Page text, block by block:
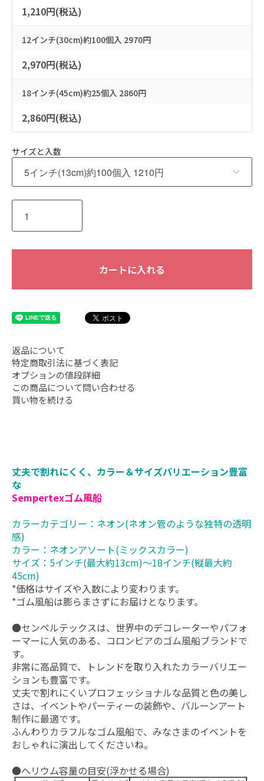
1,210円(税込)
12インチ(30cm)約100個入 2970円
2,970円(税込)
18インチ(45cm)約25個入 2860円
2,860円(税込)
サイズと入数
カートに入れる
返品について
特定商取引法に基づく表記
オプションの値段詳細
この商品について問い合わせる
買い物を続ける
丈夫で割れにくく、カラー＆サイズバリエーション豊富
な
Sempertexゴム風船
カラーカテゴリー：ネオン(ネオン管のような独特の透明
感)
カラー：ネオンアソート(ミックスカラー)
サイズ：5インチ(最大約13cm)～18インチ(縦最大約
45cm)
*価格はサイズや入数により変わります。
*ゴム風船は膨らまさずにお届けとなります。
●センペルテックスは、世界中のデコレーターやパフォ
ーマーに人気のある、コロンビアのゴム風船ブランドで
す。
非常に高品質で、トレンドを取り入れたカラーバリエー
ションも豊富です。
丈夫で割れにくいプロフェッショナルな品質と色の美し
さは、イベントやパーティーの装飾や、バルーンアート
制作に最適です。
ふんわりカラフルなゴム風船で、みなさまのイベントを
おしゃれに演出してくださいね。
●ヘリウム容量の目安(浮かせる場合)